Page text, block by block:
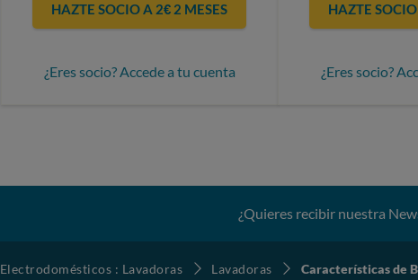
HAZTE SOCIO A 2€ 2 MESES
¿Eres socio? Accede a tu cuenta
HAZTE
¿Eres socio?
¿Quieres recibir nuestra
Electrodomésticos : Lavadoras Lavadoras Características de